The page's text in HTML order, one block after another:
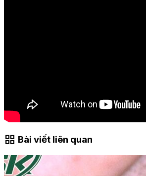
grid_view Bài viết liên quan